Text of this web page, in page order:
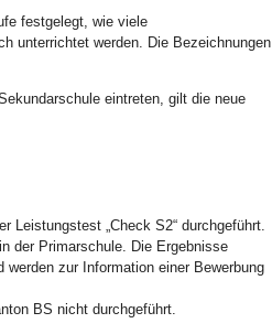
festgelegt, wie viele
unterrichtet werden. Die Bezeichnungen
eintreten, gilt die neue
Leistungstest „Check S2“ durchgeführt.
der Primarschule. Die Er­gebnisse
zur Information einer Bewerbung
BS nicht durchgeführt.